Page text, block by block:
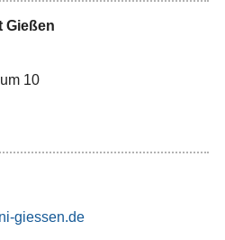
Gießen
10